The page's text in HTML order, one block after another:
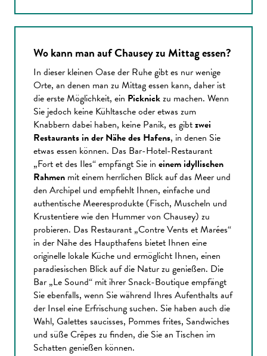
Wo kann man auf Chausey zu Mittag essen?
In dieser kleinen Oase der Ruhe gibt es nur wenige
Orte, an denen man zu Mittag essen kann, daher ist
die erste Möglichkeit, ein Picknickzu machen. Wenn
Sie jedoch keine Kühltasche oder etwas zum
Knabbern dabei haben, keine Panik, es gibtzwei
Restaurants in der Nähe des Hafens, in denen Sie
etwas essen können. Das Bar-Hotel-Restaurant
„Fort et des Iles“ empfängt Sie in einem idyllischen
Rahmen mit einem herrlichen Blick auf das Meer und
den Archipel und empfiehlt Ihnen, einfache und
authentische Meeresprodukte (Fisch, Muscheln und
Krustentiere wie den Hummer von Chausey) zu
probieren. Das Restaurant „Contre Vents et Marées“
in der Nähe des Haupthafens bietet Ihnen eine
originelle lokale Küche und ermöglicht Ihnen, einen
paradiesischen Blick auf die Natur zu genießen. Die
Bar „Le Sound“ mit ihrer Snack-Boutique empfängt
Sie ebenfalls, wenn Sie während Ihres Aufenthalts auf
der Insel eine Erfrischung suchen. Sie haben auch die
Wahl, Galettes saucisses, Pommes frites, Sandwiches
und süße Crêpes zu finden, die Sie an Tischen im
Schatten genießen können.